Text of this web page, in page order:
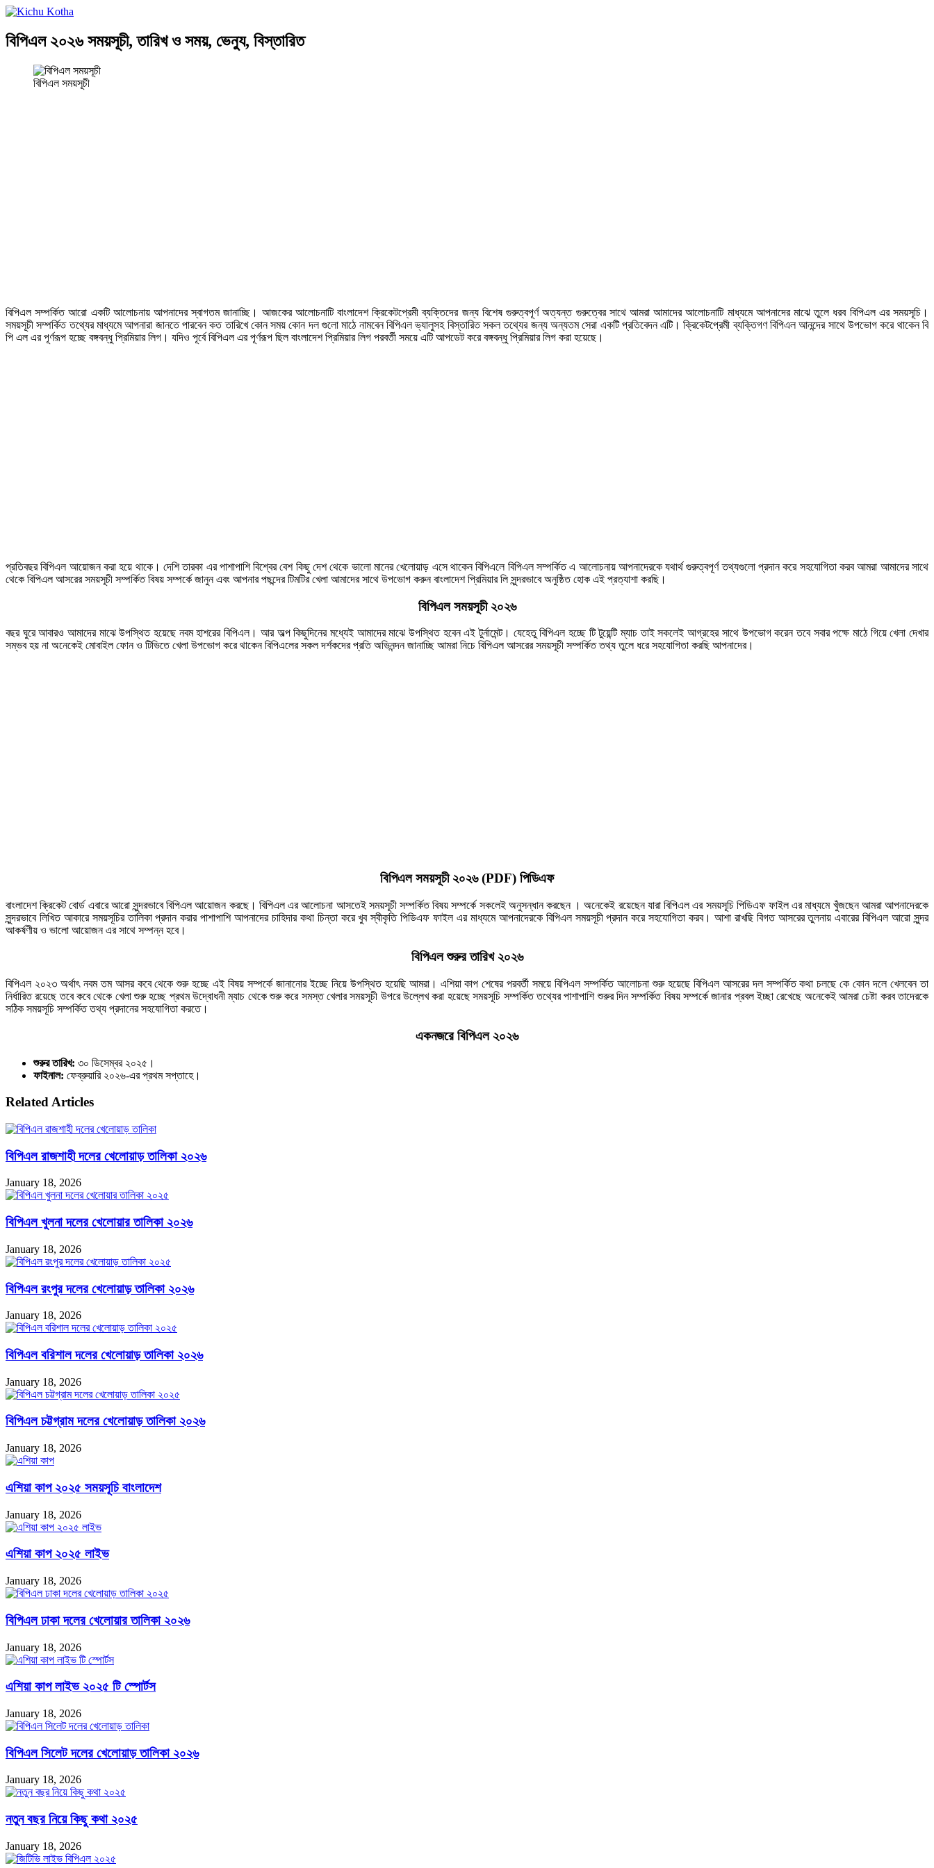
বিপিএল ২০২৬ সময়সূচী, তারিখ ও সময়, ভেন্যু, বিস্তারিত
বিপিএল সময়সূচী
বিপিএল সম্পর্কিত আরো একটি আলোচনায় আপনাদের স্বাগতম জানাচ্ছি। আজকের আলোচনাটি বাংলাদেশ ক্রিকেটপ্রেমী ব্যক্তিদের জন্য বিশেষ গুরুত্বপূর্ণ অত্যন্ত গুরুত্বের সাথে আমরা আমাদের আলোচনাটি মাধ্যমে আপনাদের মাঝে তুলে ধরব বিপিএল এর সময়সূচি।
সময়সূচী সম্পর্কিত তথ্যের মাধ্যমে আপনারা জানতে পারবেন কত তারিখে কোন সময় কোন দল গুলো মাঠে নামবেন বিপিএল ভ্যালুসহ বিস্তারিত সকল তথ্যের জন্য অন্যতম সেরা একটি প্রতিবেদন এটি। ক্রিকেটপ্রেমী ব্যক্তিগণ বিপিএল আনন্দের সাথে উপভোগ করে থাকেন বি
পি এল এর পূর্ণরূপ হচ্ছে বঙ্গবন্ধু প্রিমিয়ার লিগ। যদিও পূর্বে বিপিএল এর পূর্ণরূপ ছিল বাংলাদেশ প্রিমিয়ার লিগ পরবর্তী সময়ে এটি আপডেট করে বঙ্গবন্ধু প্রিমিয়ার লিগ করা হয়েছে।
প্রতিবছর বিপিএল আয়োজন করা হয়ে থাকে। দেশি তারকা এর পাশাপাশি বিশ্বের বেশ কিছু দেশ থেকে ভালো মানের খেলোয়াড় এসে থাকেন বিপিএলে বিপিএল সম্পর্কিত এ আলোচনায় আপনাদেরকে যথার্থ গুরুত্বপূর্ণ তথ্যগুলো প্রদান করে সহযোগিতা করব আমরা আমাদের সাথে
থেকে বিপিএল আসরের সময়সূচী সম্পর্কিত বিষয় সম্পর্কে জানুন এবং আপনার পছন্দের টিমটির খেলা আমাদের সাথে উপভোগ করুন বাংলাদেশ প্রিমিয়ার লি সুন্দরভাবে অনুষ্ঠিত হোক এই প্রত্যাশা করছি।
বিপিএল সময়সূচী ২০২৬
বছর ঘুরে আবারও আমাদের মাঝে উপস্থিত হয়েছে নবম হাশরের বিপিএল। আর অল্প কিছুদিনের মধ্যেই আমাদের মাঝে উপস্থিত হবেন এই টুর্নামেন্ট। যেহেতু বিপিএল হচ্ছে টি টুয়েন্টি ম্যাচ তাই সকলেই আগ্রহের সাথে উপভোগ করেন তবে সবার পক্ষে মাঠে গিয়ে খেলা দেখার
সম্ভব হয় না অনেকেই মোবাইল ফোন ও টিভিতে খেলা উপভোগ করে থাকেন বিপিএলের সকল দর্শকদের প্রতি অভিনন্দন জানাচ্ছি আমরা নিচে বিপিএল আসরের সময়সূচী সম্পর্কিত তথ্য তুলে ধরে সহযোগিতা করছি আপনাদের।
বিপিএল সময়সূচী ২০২৬ (PDF) পিডিএফ
বাংলাদেশ ক্রিকেট বোর্ড এবারে আরো সুন্দরভাবে বিপিএল আয়োজন করছে। বিপিএল এর আলোচনা আসতেই সময়সূচী সম্পর্কিত বিষয় সম্পর্কে সকলেই অনুসন্ধান করছেন । অনেকেই রয়েছেন যারা বিপিএল এর সময়সূচি পিডিএফ ফাইল এর মাধ্যমে খুঁজছেন আমরা আপনাদেরকে
সুন্দরভাবে লিখিত আকারে সময়সূচির তালিকা প্রদান করার পাশাপাশি আপনাদের চাহিদার কথা চিন্তা করে খুব স্বীকৃতি পিডিএফ ফাইল এর মাধ্যমে আপনাদেরকে বিপিএল সময়সূচী প্রদান করে সহযোগিতা করব। আশা রাখছি বিগত আসরের তুলনায় এবারের বিপিএল আরো সুন্দর
আকর্ষণীয় ও ভালো আয়োজন এর সাথে সম্পন্ন হবে।
বিপিএল শুরুর তারিখ ২০২৬
বিপিএল ২০২৩ অর্থাৎ নবম তম আসর কবে থেকে শুরু হচ্ছে এই বিষয় সম্পর্কে জানানোর ইচ্ছে নিয়ে উপস্থিত হয়েছি আমরা। এশিয়া কাপ শেষের পরবর্তী সময়ে বিপিএল সম্পর্কিত আলোচনা শুরু হয়েছে বিপিএল আসরের দল সম্পর্কিত কথা চলছে কে কোন দলে খেলবেন তা
নির্ধারিত রয়েছে তবে কবে থেকে খেলা শুরু হচ্ছে প্রথম উদ্বোধনী ম্যাচ থেকে শুরু করে সমস্ত খেলার সময়সূচী উপরে উল্লেখ করা হয়েছে সময়সূচি সম্পর্কিত তথ্যের পাশাপাশি শুরুর দিন সম্পর্কিত বিষয় সম্পর্কে জানার প্রবল ইচ্ছা রেখেছে অনেকেই আমরা চেষ্টা করব তাদেরকে
সঠিক সময়সূচি সম্পর্কিত তথ্য প্রদানের সহযোগিতা করতে।
একনজরে বিপিএল ২০২৬
শুরুর তারিখ: ৩০ ডিসেম্বর ২০২৫।
ফাইনাল: ফেব্রুয়ারি ২০২৬-এর প্রথম সপ্তাহে।
Related Articles
বিপিএল রাজশাহী দলের খেলোয়াড় তালিকা ২০২৬
January 18, 2026
বিপিএল খুলনা দলের খেলোয়ার তালিকা ২০২৬
January 18, 2026
বিপিএল রংপুর দলের খেলোয়াড় তালিকা ২০২৬
January 18, 2026
বিপিএল বরিশাল দলের খেলোয়াড় তালিকা ২০২৬
January 18, 2026
বিপিএল চট্টগ্রাম দলের খেলোয়াড় তালিকা ২০২৬
January 18, 2026
এশিয়া কাপ ২০২৫ সময়সূচি বাংলাদেশ
January 18, 2026
এশিয়া কাপ ২০২৫ লাইভ
January 18, 2026
বিপিএল ঢাকা দলের খেলোয়ার তালিকা ২০২৬
January 18, 2026
এশিয়া কাপ লাইভ ২০২৫ টি স্পোর্টস
January 18, 2026
বিপিএল সিলেট দলের খেলোয়াড় তালিকা ২০২৬
January 18, 2026
নতুন বছর নিয়ে কিছু কথা ২০২৫
January 18, 2026